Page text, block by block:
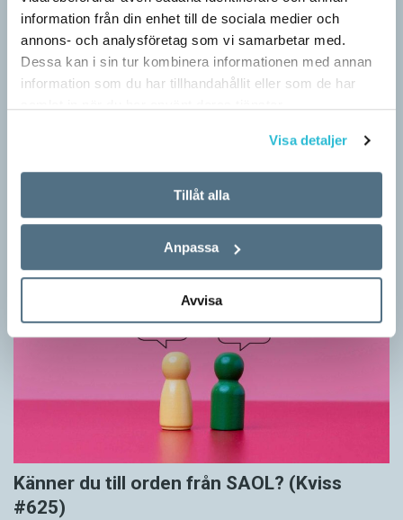
information från din enhet till de sociala medier och
annons- och analysföretag som vi samarbetar med.
Dessa kan i sin tur kombinera informationen med annan
information som du har tillhandahållit eller som de har
Visa detaljer
Tillåt alla
Anpassa
Avvisa
I det här kvisset möter du texter om berömda svenska
författare på tolv olika språk hämtade från Wikipedia. Men vilka
är språken?
Känner du till orden från SAOL? (Kviss
#625)